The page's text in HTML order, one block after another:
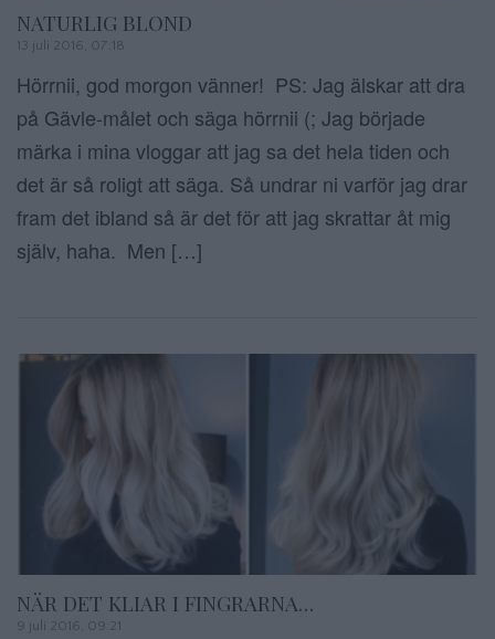
NATURLIG BLOND
13 juli 2016, 07:18
Hörrnii, god morgon vänner! PS: Jag älskar att dra
på Gävle-målet och säga hörrnii (; Jag började
märka i mina vloggar att jag sa det hela tiden och
det är så roligt att säga. Så undrar ni varför jag drar
fram det ibland så är det för att jag skrattar åt mig
själv, haha. Men […]
NÄR DET KLIAR I FINGRARNA…
9 juli 2016, 09:21